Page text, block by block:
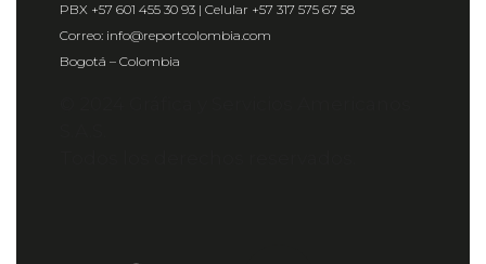
PBX +57 601 455 30 93 | Celular +57 317 575 67 58
Correo: info@reportcolombia.com
Bogotá – Colombia